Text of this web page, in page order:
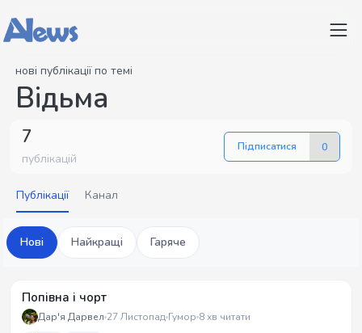
нові публікації по темі
Відьма
7
публікацій
Підписатися 0
Публікації Канал
Нові Найкращі Гаряче
Попівна і чорт
Дар'я Дарвел 27 Листопад Гумор 8 хв читати